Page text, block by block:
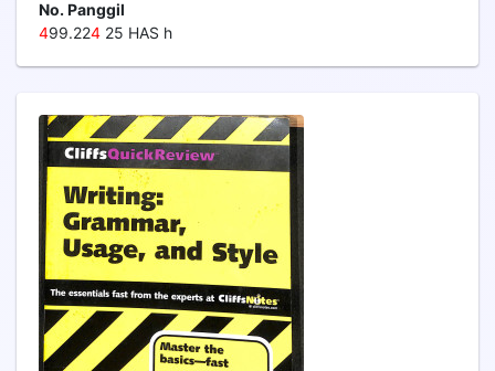
No. Panggil
499.224 25 HAS h